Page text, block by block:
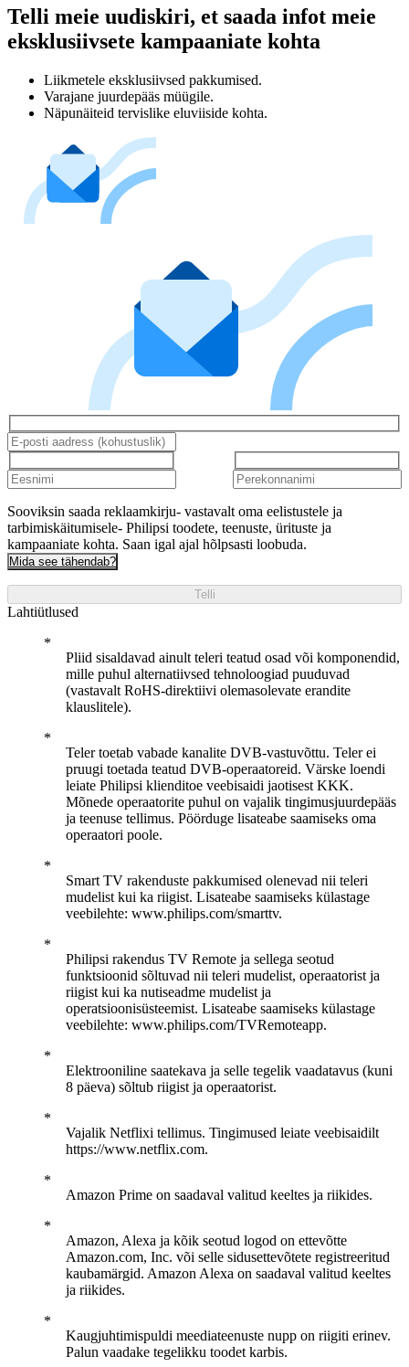
Telli meie uudiskiri, et saada infot meie
eksklusiivsete kampaaniate kohta
Liikmetele eksklusiivsed pakkumised.
Varajane juurdepääs müügile.
Näpunäiteid tervislike eluviiside kohta.
Sooviksin saada reklaamkirju- vastavalt oma eelistustele ja
tarbimiskäitumisele- Philipsi toodete, teenuste, ürituste ja
kampaaniate kohta. Saan igal ajal hõlpsasti loobuda.
Mida see tähendab?
Telli
Lahtiütlused
Pliid sisaldavad ainult teleri teatud osad või komponendid,
mille puhul alternatiivsed tehnoloogiad puuduvad
(vastavalt RoHS-direktiivi olemasolevate erandite
klauslitele).
Teler toetab vabade kanalite DVB-vastuvõttu. Teler ei
pruugi toetada teatud DVB-operaatoreid. Värske loendi
leiate Philipsi klienditoe veebisaidi jaotisest KKK.
Mõnede operaatorite puhul on vajalik tingimusjuurdepääs
ja teenuse tellimus. Pöörduge lisateabe saamiseks oma
operaatori poole.
Smart TV rakenduste pakkumised olenevad nii teleri
mudelist kui ka riigist. Lisateabe saamiseks külastage
veebilehte: www.philips.com/smarttv.
Philipsi rakendus TV Remote ja sellega seotud
funktsioonid sõltuvad nii teleri mudelist, operaatorist ja
riigist kui ka nutiseadme mudelist ja
operatsioonisüsteemist. Lisateabe saamiseks külastage
veebilehte: www.philips.com/TVRemoteapp.
Elektrooniline saatekava ja selle tegelik vaadatavus (kuni
8 päeva) sõltub riigist ja operaatorist.
Vajalik Netflixi tellimus. Tingimused leiate veebisaidilt
https://www.netflix.com.
Amazon Prime on saadaval valitud keeltes ja riikides.
Amazon, Alexa ja kõik seotud logod on ettevõtte
Amazon.com, Inc. või selle sidusettevõtete registreeritud
kaubamärgid. Amazon Alexa on saadaval valitud keeltes
ja riikides.
Kaugjuhtimispuldi meediateenuste nupp on riigiti erinev.
Palun vaadake tegelikku toodet karbis.